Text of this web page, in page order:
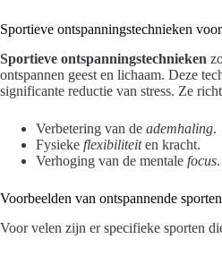
Sportieve ontspanningstechnieken
Sportieve ontspanningstechnieken
ontspannen geest en lichaam. Deze
significante reductie van stress. Ze
Verbetering van de ademhaling.
Fysieke flexibiliteiten kracht.
Verhoging van de mentale focus.
Voorbeelden van ontspannende sporten
Voor velen zijn er specifieke sporten